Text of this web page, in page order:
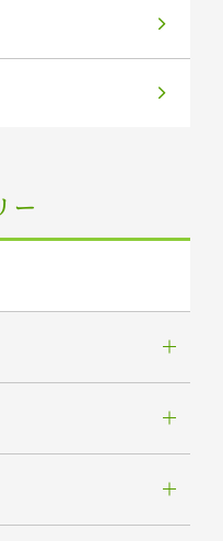
ー